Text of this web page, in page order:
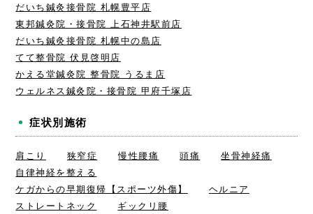
だいち鍼灸接骨院 札幌豊平店
東邦鍼灸院・接骨院 上石神井駅前店
だいち鍼灸接骨院 札幌中の島店
てて整骨院 伏見啓明店
かえる堂鍼灸院 整骨院 うるま店
ウェルネス鍼灸院・接骨院 甲府千塚店
症状別施術
肩こり 狭窄症 慢性腰痛 頭痛
坐骨神経痛
自律神経を整える
ケガからの早期復帰【スポーツ外傷】
ヘルニア
ストレートネック
ギックリ腰